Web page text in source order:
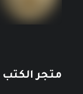
متجر الكتب